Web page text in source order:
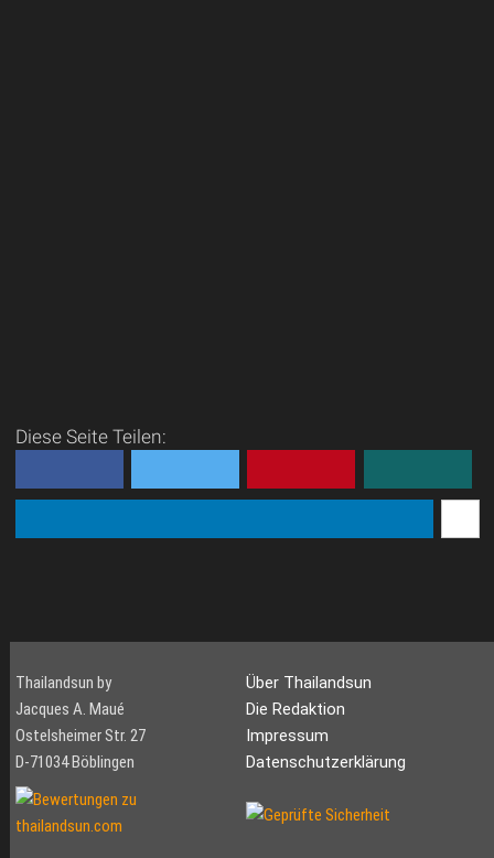
Diese Seite Teilen:
Thailandsun by
Jacques A. Maué
Ostelsheimer Str. 27
D-71034 Böblingen
Über Thailandsun
Die Redaktion
Impressum
Datenschutzerklärung